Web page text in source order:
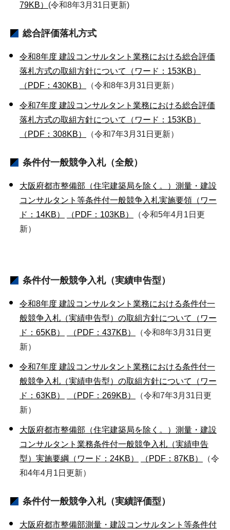
79KB） (令和8年3月31日更新)
総合評価落札方式
令和8年度 建設コンサルタント業務における総合評価
落札方式の取組方針について（ワード：153KB）
（PDF：430KB）
（令和8年3月31日更新）
令和7年度 建設コンサルタント業務における総合評価
落札方式の取組方針について（ワード：153KB）
（PDF：308KB）
（令和7年3月31日更新）
条件付一般競争入札（全般）
大阪府都市整備部（住宅建築局を除く。）測量・建設
コンサルタント等条件付一般競争入札実施要領（ワー
ド：14KB）
（PDF：103KB）
（令和5年4月1日更
新）
条件付一般競争入札（実績申告型）
令和8年度 建設コンサルタント業務における条件付一
般競争入札（実績申告型）の取組方針について（ワー
ド：65KB）
（PDF：437KB）
（令和8年3月31日更
新）
令和7年度 建設コンサルタント業務における条件付一
般競争入札（実績申告型）の取組方針について（ワー
ド：63KB）
（PDF：269KB）
（令和7年3月31日更
新）
大阪府都市整備部（住宅建築局を除く。）測量・建設
コンサルタント業務条件付一般競争入札（実績申告
型）実施要綱（ワード：24KB）
（PDF：87KB）
（令
和4年4月1日更新）
条件付一般競争入札（実績評価型）
大阪府都市整備部測量・建設コンサルタント等条件付